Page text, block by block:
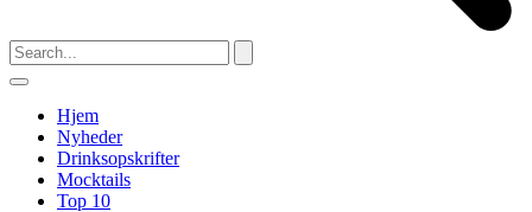
Hjem
Nyheder
Drinksopskrifter
Mocktails
Top 10